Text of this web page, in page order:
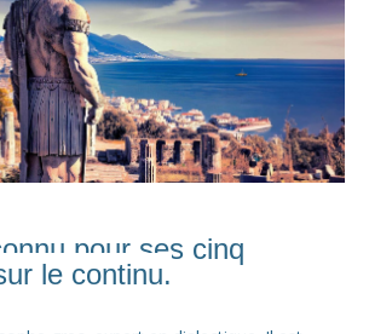
pour ses cinq
le continu.